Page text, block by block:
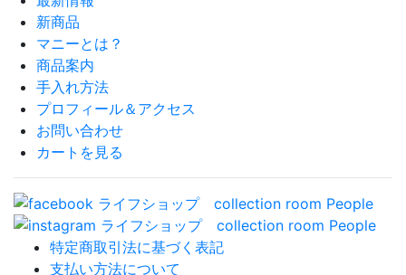
新商品
マニーとは？
商品案内
手入れ方法
プロフィール＆アクセス
お問い合わせ
カートを見る
特定商取引法に基づく表記
支払い方法について